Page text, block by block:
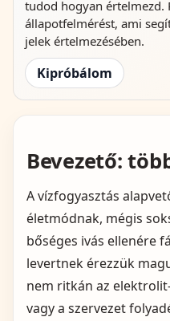
tudod hogyan értelmezd.
állapotfelmérést, ami
jelek értelmezésében.
Kipróbálom
Bevezető:
A vízfogyasztás
életmódnak, mégis
bőséges ivás ellenére
levertnek érezzük
nem ritkán az
vagy a szervezet